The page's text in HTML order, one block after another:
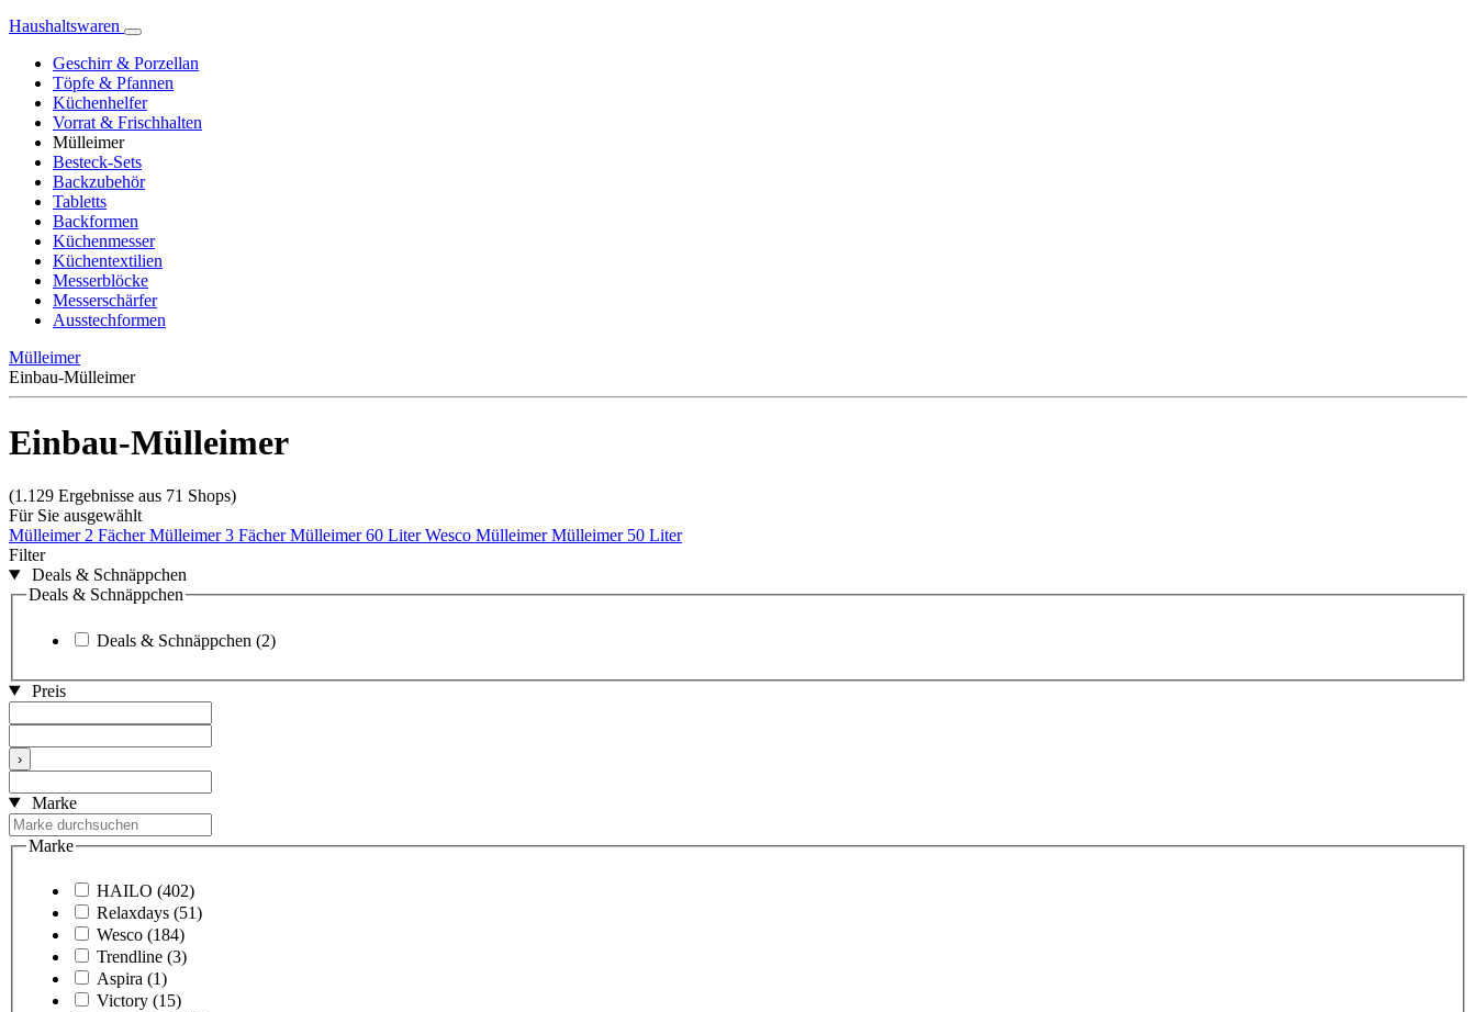
Haushaltswaren
Geschirr & Porzellan
Töpfe & Pfannen
Küchenhelfer
Vorrat & Frischhalten
Mülleimer
Besteck-Sets
Backzubehör
Tabletts
Backformen
Küchenmesser
Küchentextilien
Messerblöcke
Messerschärfer
Ausstechformen
Mülleimer
Einbau-Mülleimer
Einbau-Mülleimer
(1.129 Ergebnisse aus 71 Shops)
Für Sie ausgewählt
Mülleimer 2 FächerMülleimer 3 FächerMülleimer 60 LiterWesco MülleimerMülleimer 50 Liter
Filter
Deals & Schnäppchen
Deals & Schnäppchen
Deals & Schnäppchen (2)
Preis
›
Marke
Marke
HAILO (402)
Relaxdays (51)
Wesco (184)
Trendline (3)
Aspira (1)
Victory (15)